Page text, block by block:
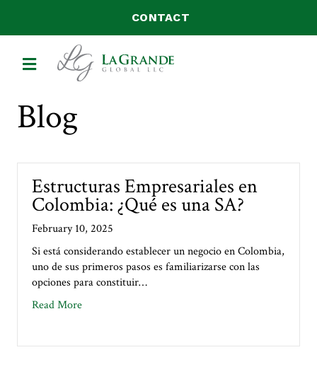
CONTACT
MENU
Blog
Estructuras Empresariales en
Colombia: ¿Qué es una SA?
February 10, 2025
Si está considerando establecer un negocio en Colombia,
uno de sus primeros pasos es familiarizarse con las
opciones para constituir…
Read Moreabout Estructuras Empresariales en Colombia: ¿Qué